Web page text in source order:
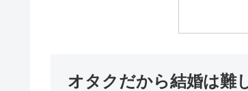
オタクだから結婚は難